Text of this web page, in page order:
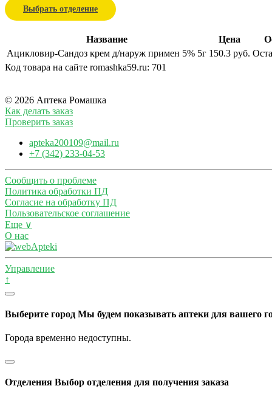
Выбрать отделение
Название Цена
Ацикловир-Сандоз крем д/наруж примен 5% 5г 150.3 руб.
Код товара на сайте romashka59.ru: 701
© 2026 Аптека Ромашка
Как делать заказ
Проверить заказ
apteka200109@mail.ru
+7 (342) 233-04-53
Сообщить о проблеме
Политика обработки ПД
Согласие на обработку ПД
Пользовательское соглашение
Еще ∨
О нас
Управление
↑
Выберите город Мы будем показывать аптеки для вашего
Города временно недоступны.
Отделения Выбор отделения для получения заказа